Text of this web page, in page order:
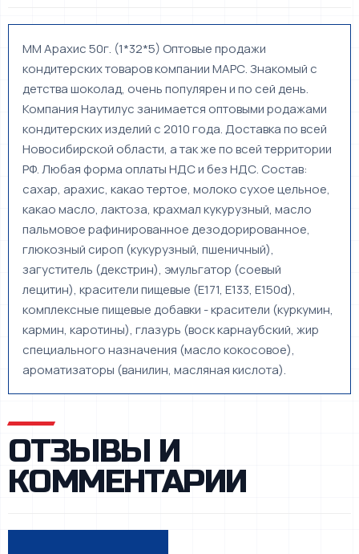
ММ Арахис 50г. (1*32*5) Оптовые продажи
кондитерских товаров компании МАРС. Знакомый с
детства шоколад, очень популярен и по сей день.
Компания Наутилус занимается оптовыми родажами
кондитерских изделий с 2010 года. Доставка по всей
Новосибирской области, а так же по всей территории
РФ. Любая форма оплаты НДС и без НДС. Состав:
сахар, арахис, какао тертое, молоко сухое цельное,
какао масло, лактоза, крахмал кукурузный, масло
пальмовое рафинированное дезодорированное,
глюкозный сироп (кукурузный, пшеничный),
загуститель (декстрин), эмульгатор (соевый
лецитин), красители пищевые (Е171, Е133, Е150d),
комплексные пищевые добавки - красители (куркумин,
кармин, каротины), глазурь (воск карнаубский, жир
специального назначения (масло кокосовое),
ароматизаторы (ванилин, масляная кислота).
ОТЗЫВЫ И
КОММЕНТАРИИ